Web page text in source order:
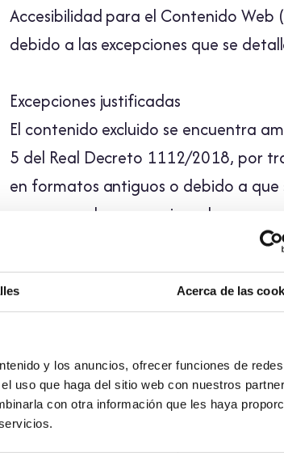
Acerca de las
y los anuncios, ofrecer funciones de
uso que haga del sitio web con nuestros
con otra información que les haya
Accesibilidad para el Contenido Web
debido a las excepciones que se
Excepciones justificadas
El contenido excluido se encuentra
5 del Real Decreto 1112/2018, por
en formatos antiguos o debido a
una carga desproporcionada.
Mecanismo de comunicación
Si encuentra barreras de
favor, comuníquenoslo a través de
• Correo electrónico:
• Teléfono:+34 917765478
• Formulario de contacto:
Atenderemos sus consultas y